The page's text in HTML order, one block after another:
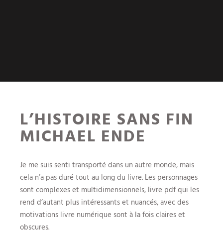
L’HISTOIRE SANS FIN
MICHAEL ENDE
Je me suis senti transporté dans un autre monde, mais
cela n’a pas duré tout au long du livre. Les personnages
sont complexes et multidimensionnels, livre pdf qui les
rend d’autant plus intéressants et nuancés, avec des
motivations livre numérique sont à la fois claires et
obscures.